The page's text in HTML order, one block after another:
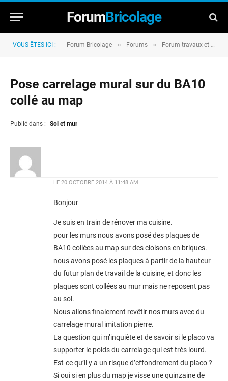
ForumBricolage
VOUS ÊTES ICI : Forum Bricolage » Forums » Forum travaux et rénovation
Pose carrelage mural sur du BA10
collé au map
Publié dans : Sol et mur
LE 20 OCTOBRE 2014 À 11:48 AM
Bonjour
Je suis en train de rénover ma cuisine.
pour les murs nous avons posé des plaques de
BA10 collées au map sur des cloisons en briques.
nous avons posé les plaques à partir de la hauteur
du futur plan de travail de la cuisine, et donc les
plaques sont collées au mur mais ne reposent pas
au sol.
Nous allons finalement revêtir nos murs avec du
carrelage mural imitation pierre.
La question qui m’inquiète et de savoir si le placo va
supporter le poids du carrelage qui est très lourd.
Est-ce qu’il y a un risque d’effondrement du placo ?
Si oui si en plus du map je visse une quinzaine de